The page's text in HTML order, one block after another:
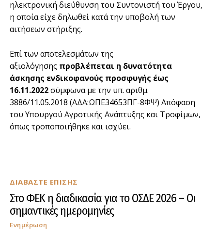
ΔΙΑΒΑΣΤΕ ΕΠΙΣΗΣ
Στο ΦΕΚ η διαδικασία για το ΟΣΔΕ 2026 – Οι
σημαντικές ημερομηνίες
Ενημέρωση
ηλεκτρονική διεύθυνση του Συντονιστή του Έργου,
η οποία είχε δηλωθεί κατά την υποβολή των
αιτήσεων στήριξης.
Επί των αποτελεσμάτων της
αξιολόγησης προβλέπεται η δυνατότητα
άσκησης ενδικοφανούς προσφυγής έως
16.11.2022σύμφωνα με την υπ. αριθμ.
3886/11.05.2018 (ΑΔΑ:ΩΠΕ34653ΠΓ-8ΦΨ) Απόφαση
του Υπουργού Αγροτικής Ανάπτυξης και Τροφίμων,
όπως τροποποιήθηκε και ισχύει.